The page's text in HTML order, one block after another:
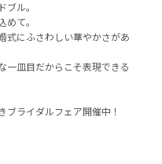
ル。
て。
式にふさわしい華やかさがあ
一皿目だからこそ表現できる
ブライダルフェア開催中！